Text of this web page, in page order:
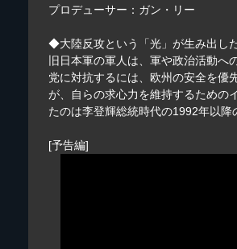
プロデューサー：ガン・リー
◆大陸反攻という「光」が生み出し
旧日本軍の軍人は、軍や政治活動
党に対抗するには、欧州の安全を優
が、自らの求心力を維持するための
たのは李登輝総統時代の1992年以降
[予告編]